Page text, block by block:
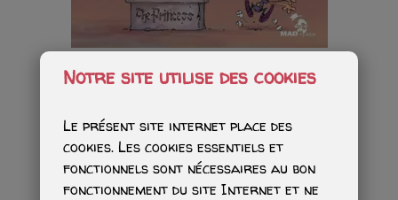
Game Over : Princess Over
Starting from
€65.00
Notre site utilise des cookies
Le présent site internet place des
cookies. Les cookies essentiels et
fonctionnels sont nécessaires au bon
fonctionnement du site Internet et ne